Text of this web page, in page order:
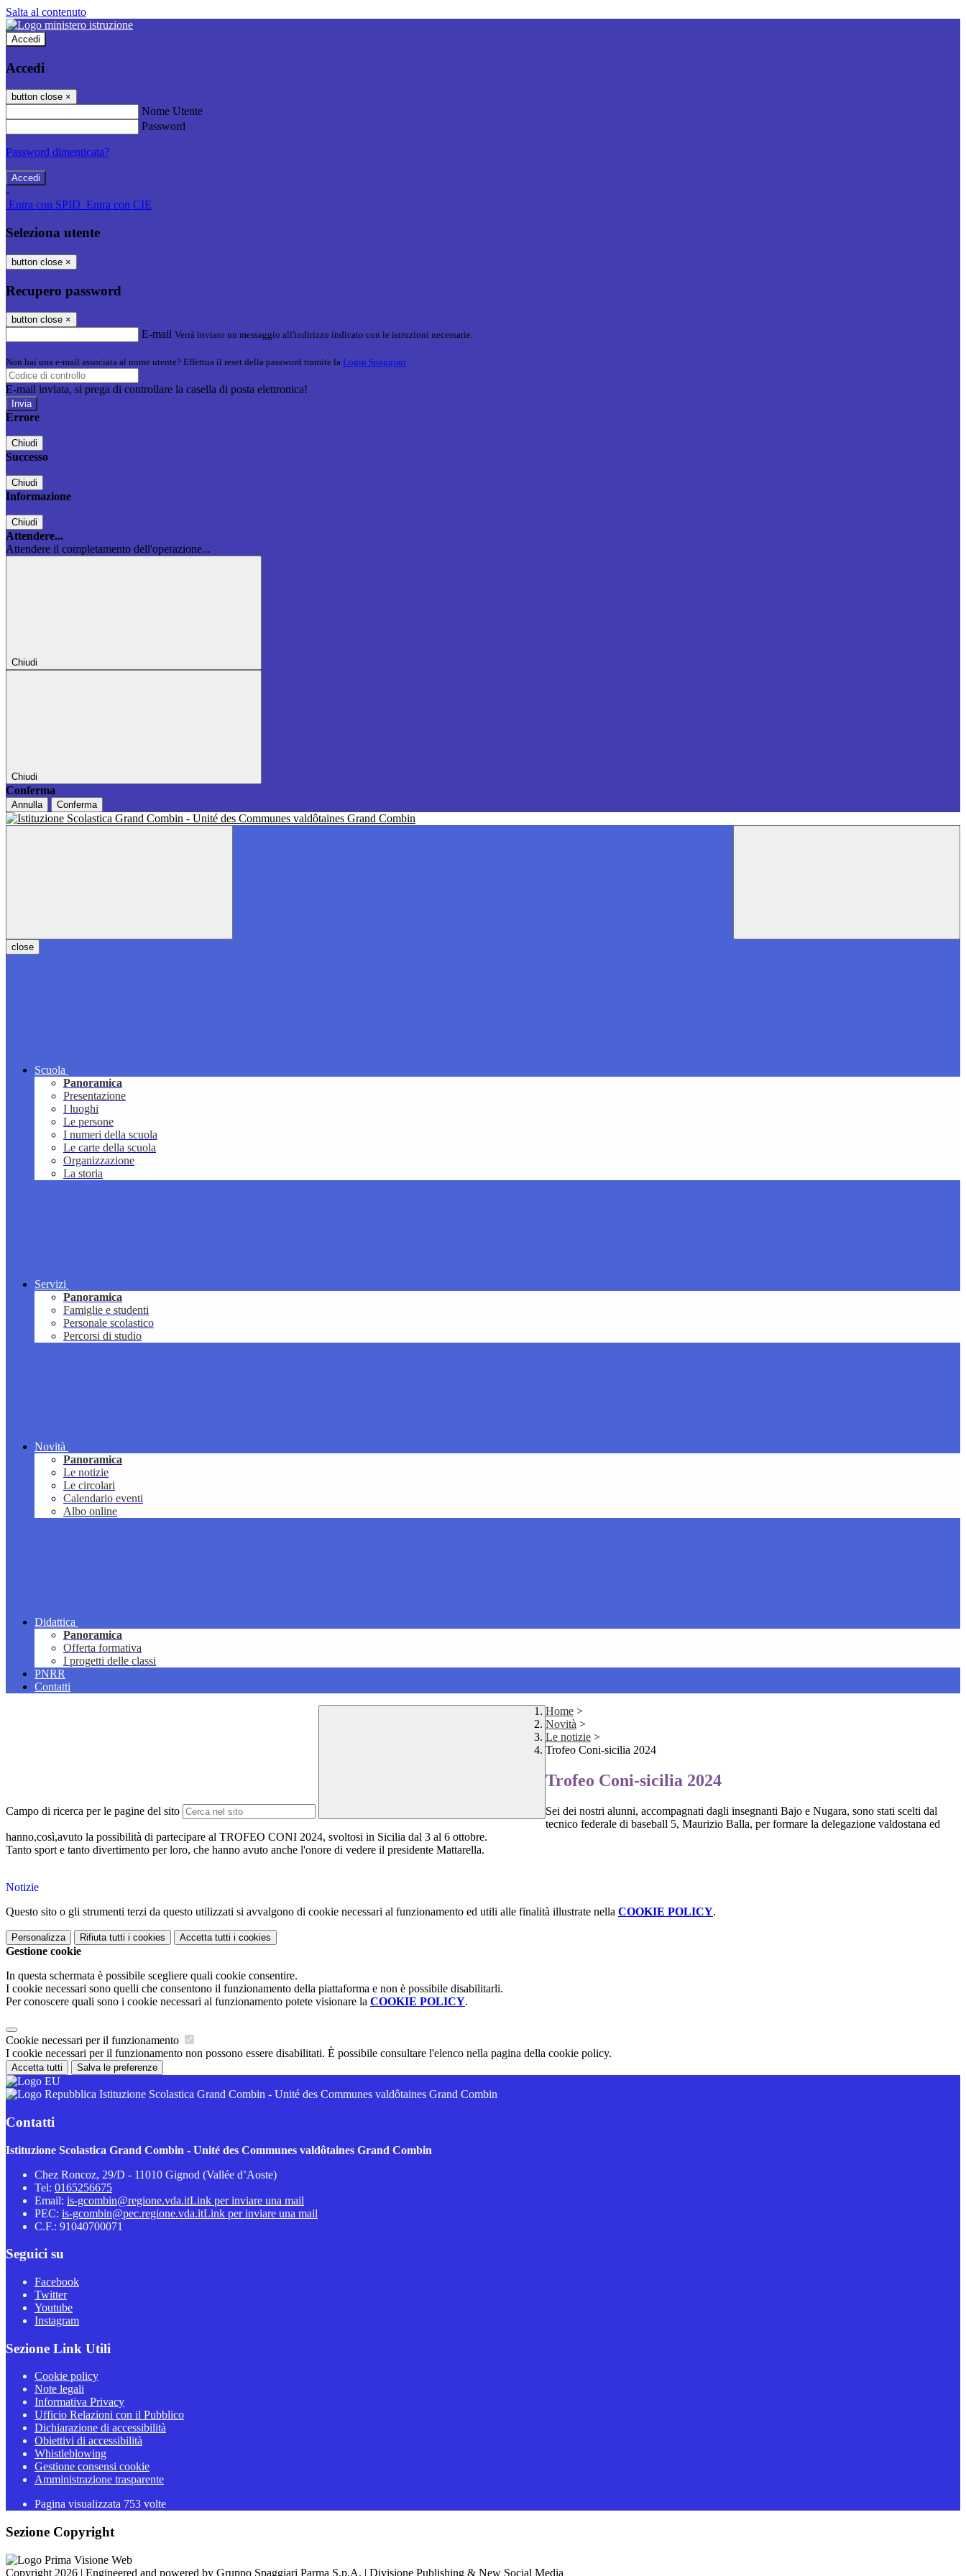
Salta al contenuto
Accedi
Accedi
button close ×
Nome Utente
Password
Password dimenticata?
-
Entra con SPID Entra con CIE
Seleziona utente
button close ×
Recupero password
button close ×
E-mail Verrà inviato un messaggio all'indirizzo indicato con le istruzioni necessarie.
Non hai una e-mail associata al nome utente? Effettua il reset della password tramite la Login Spaggiari
E-mail inviata, si prega di controllare la casella di posta elettronica!
Errore
Chiudi
Successo
Chiudi
Informazione
Chiudi
Attendere...
Attendere il completamento dell'operazione...
Chiudi
Chiudi
Conferma
Annulla Conferma
close
Scuola
Panoramica
Presentazione
I luoghi
Le persone
I numeri della scuola
Le carte della scuola
Organizzazione
La storia
Servizi
Panoramica
Famiglie e studenti
Personale scolastico
Percorsi di studio
Novità
Panoramica
Le notizie
Le circolari
Calendario eventi
Albo online
Didattica
Panoramica
Offerta formativa
I progetti delle classi
PNRR
Contatti
Campo di ricerca per le pagine del sito
Home >
Novità >
Le notizie >
Trofeo Coni-sicilia 2024
Trofeo Coni-sicilia 2024
Sei dei nostri alunni, accompagnati dagli insegnanti Bajo e Nugara, sono stati scelti dal
tecnico federale di baseball 5, Maurizio Balla, per formare la delegazione valdostana ed
hanno,così,avuto la possibilità di partecipare al TROFEO CONI 2024, svoltosi in Sicilia dal 3 al 6 ottobre.
Tanto sport e tanto divertimento per loro, che hanno avuto anche l'onore di vedere il presidente Mattarella.
Notizie
Questo sito o gli strumenti terzi da questo utilizzati si avvalgono di cookie necessari al funzionamento ed utili alle finalità illustrate nella COOKIE POLICY.
Personalizza Rifiuta tutti i cookies Accetta tutti i cookies
Gestione cookie
In questa schermata è possibile scegliere quali cookie consentire.
I cookie necessari sono quelli che consentono il funzionamento della piattaforma e non è possibile disabilitarli.
Per conoscere quali sono i cookie necessari al funzionamento potete visionare la COOKIE POLICY.
Cookie necessari per il funzionamento
I cookie necessari per il funzionamento non possono essere disabilitati. È possibile consultare l'elenco nella pagina della cookie policy.
Accetta tutti Salva le preferenze
Istituzione Scolastica Grand Combin - Unité des Communes valdôtaines Grand Combin
Contatti
Istituzione Scolastica Grand Combin - Unité des Communes valdôtaines Grand Combin
Chez Roncoz, 29/D - 11010 Gignod (Vallée d’Aoste)
Tel: 0165256675
Email: is-gcombin@regione.vda.itLink per inviare una mail
PEC: is-gcombin@pec.regione.vda.itLink per inviare una mail
C.F.: 91040700071
Seguici su
Facebook
Twitter
Youtube
Instagram
Sezione Link Utili
Cookie policy
Note legali
Informativa Privacy
Ufficio Relazioni con il Pubblico
Dichiarazione di accessibilità
Obiettivi di accessibilità
Whistleblowing
Gestione consensi cookie
Amministrazione trasparente
Pagina visualizzata 753 volte
Sezione Copyright
Copyright 2026 | Engineered and powered by Gruppo Spaggiari Parma S.p.A. | Divisione Publishing & New Social Media